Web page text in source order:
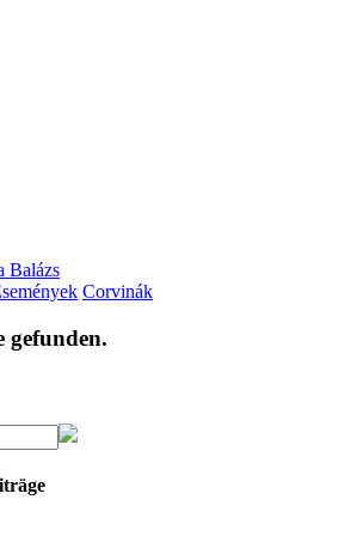
Balázs
Corvinák
gefunden.